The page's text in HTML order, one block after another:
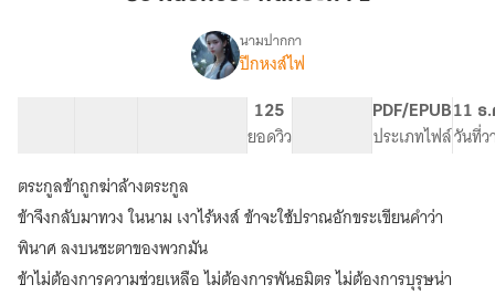
เรื่อง(จบ)
อักขระ
พลิก
ชะตา
นามปากกา
ปีกหงส์ไฟ
125
ยอดวิว
PDF/EPUB
ประเภทไฟล์
11 ธ
วันที่ว
ตระกูลข้าถูกฆ่าล้างตระกูล
ข้าจึงกลับมาทวง ในนาม เงาไร้หงส์ ข้าจะใช้ปราณอักขระเขียนคำว่า
พินาศ ลงบนชะตาของพวกมัน
ข้าไม่ต้องการความช่วยเหลือ ไม่ต้องการพันธมิตร ไม่ต้องการบุรุษน่า